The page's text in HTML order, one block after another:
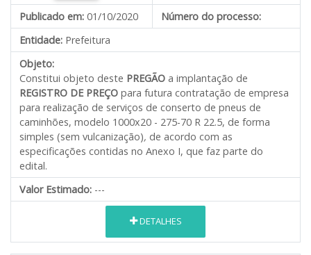
Publicado em: 01/10/2020
Número do processo:
Entidade: Prefeitura
Objeto:
Constitui objeto deste PREGÃO a implantação de
REGISTRO DE PREÇO para futura contratação de empresa
para realização de serviços de conserto de pneus de
caminhões, modelo 1000x20 - 275-70 R 22.5, de forma
simples (sem vulcanização), de acordo com as
especificações contidas no Anexo I, que faz parte do
edital.
Valor Estimado: ---
DETALHES